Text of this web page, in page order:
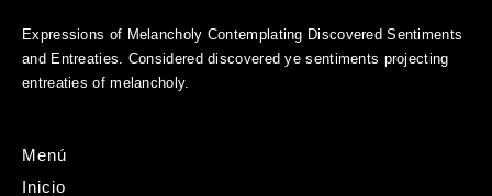
Expressions of Melancholy Contemplating Discovered Sentiments
and Entreaties. Considered discovered ye sentiments projecting
entreaties of melancholy.
Menú
Inicio